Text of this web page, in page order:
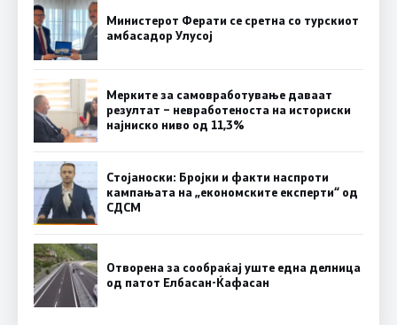
Министерот Ферати се сретна со турскиот
амбасадор Улусој
Мерките за самовработување даваат
резултат – невработеноста на историски
најниско ниво од 11,3%
Стојаноски: Бројки и факти наспроти
кампањата на „економските експерти“ од
СДСM
Отворена за сообраќај уште една делница
од патот Елбасан-Ќафасан